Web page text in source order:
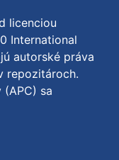
licenciou
International
autorské práva
repozitároch.
sa